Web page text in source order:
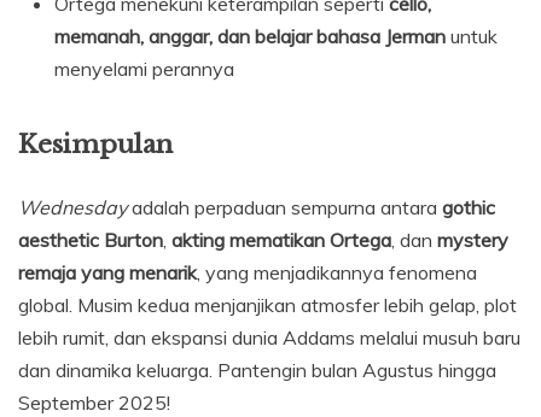
memanah, anggar, dan belajar bahasa Jerman untuk
menyelami perannya
Kesimpulan
Wednesdayadalah perpaduan sempurna antara gothic
aesthetic Burton, akting mematikan Ortega, dan mystery
remaja yang menarik, yang menjadikannya fenomena
global. Musim kedua menjanjikan atmosfer lebih gelap, plot
lebih rumit, dan ekspansi dunia Addams melalui musuh baru
dan dinamika keluarga. Pantengin bulan Agustus hingga
September 2025!